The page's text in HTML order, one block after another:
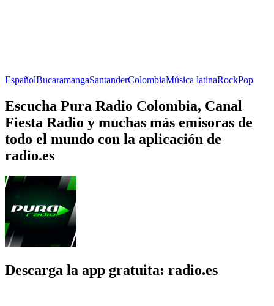
EspañolBucaramangaSantanderColombiaMúsica latinaRockPop
Escucha Pura Radio Colombia, Canal
Fiesta Radio y muchas más emisoras de
todo el mundo con la aplicación de
radio.es
Descarga la app gratuita: radio.es